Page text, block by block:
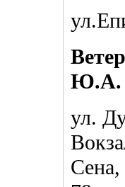
Ю.А.
ул.